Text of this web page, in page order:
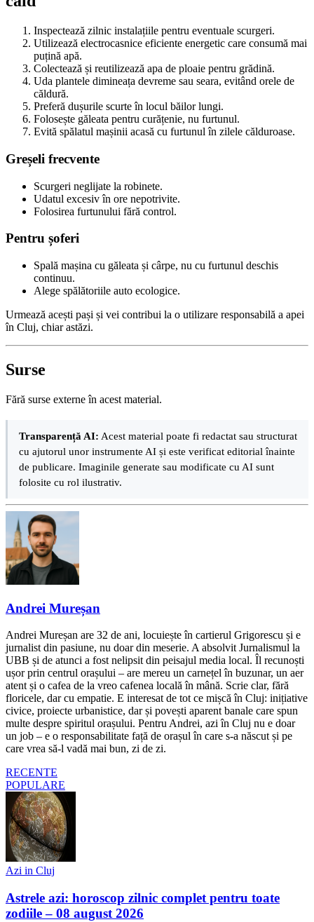
Inspectează zilnic instalațiile pentru eventuale scurgeri.
Utilizează electrocasnice eficiente energetic care consumă mai
puțină apă.
Colectează și reutilizează apa de ploaie pentru grădină.
Uda plantele dimineața devreme sau seara, evitând orele de
căldură.
Preferă dușurile scurte în locul băilor lungi.
Folosește găleata pentru curățenie, nu furtunul.
Evită spălatul mașinii acasă cu furtunul în zilele călduroase.
Greșeli frecvente
Scurgeri neglijate la robinete.
Udatul excesiv în ore nepotrivite.
Folosirea furtunului fără control.
Pentru șoferi
Spală mașina cu găleata și cârpe, nu cu furtunul deschis
continuu.
Alege spălătoriile auto ecologice.
Urmează acești pași și vei contribui la o utilizare responsabilă a apei
în Cluj, chiar astăzi.
Surse
Fără surse externe în acest material.
Transparență AI: Acest material poate fi redactat sau structurat
cu ajutorul unor instrumente AI și este verificat editorial înainte
de publicare. Imaginile generate sau modificate cu AI sunt
folosite cu rol ilustrativ.
Andrei Mureșan
Andrei Mureșan are 32 de ani, locuiește în cartierul Grigorescu și e
jurnalist din pasiune, nu doar din meserie. A absolvit Jurnalismul la
UBB și de atunci a fost nelipsit din peisajul media local. Îl recunoști
ușor prin centrul orașului – are mereu un carnețel în buzunar, un aer
atent și o cafea de la vreo cafenea locală în mână. Scrie clar, fără
floricele, dar cu empatie. E interesat de tot ce mișcă în Cluj: inițiative
civice, proiecte urbanistice, dar și povești aparent banale care spun
multe despre spiritul orașului. Pentru Andrei, azi în Cluj nu e doar
un job – e o responsabilitate față de orașul în care s-a născut și pe
care vrea să-l vadă mai bun, zi de zi.
RECENTE
POPULARE
Azi in Cluj
Astrele azi: horoscop zilnic complet pentru toate
zodiile – 08 august 2026